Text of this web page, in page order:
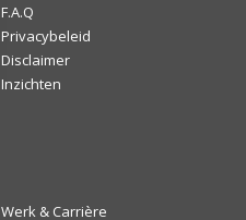
F.A.Q
Privacybeleid
Disclaimer
Inzichten
Werk & Carrière